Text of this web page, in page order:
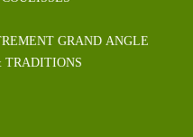
GRAND ANGLE
TRADITIONS